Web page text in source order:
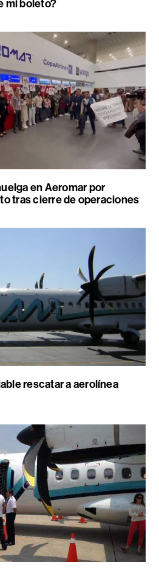
mi boleto?
en Aeromar por
tras cierre de operaciones
rescatar a aerolínea